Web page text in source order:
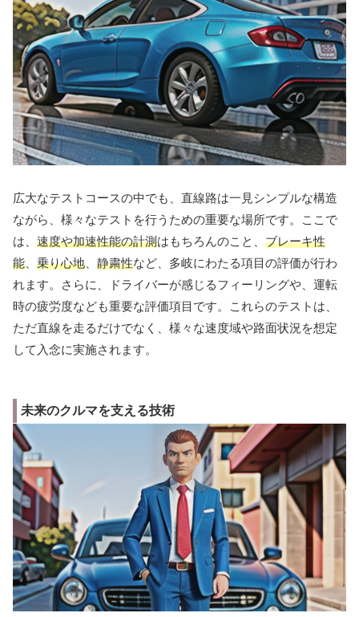
広大なテストコースの中でも、直線路は一見シンプルな構造
ながら、様々なテストを行うための重要な場所です。ここで
は、 速度や加速性能の計測はもちろんのこと、 ブレーキ性
能
乗り心地 静粛性など、多岐にわたる項目の評価が行わ
れます。さらに、ドライバーが感じるフィーリングや、運転
時の疲労度なども重要な評価項目です。これらのテストは、
ただ直線を走るだけでなく、様々な速度域や路面状況を想定
して入念に実施されます。
未来のクルマを支える技術